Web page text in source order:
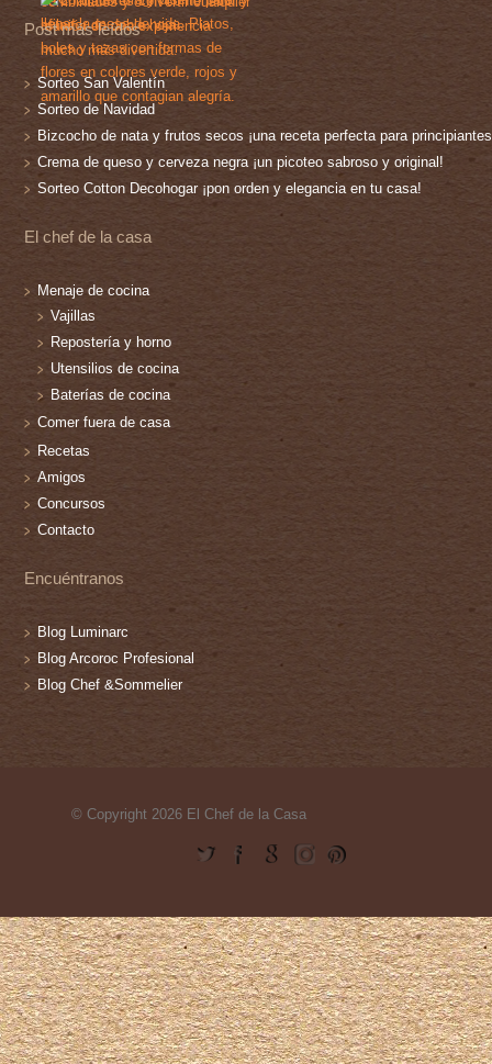
Post más leídos
Sorteo San Valentín
Sorteo de Navidad
Bizcocho de nata y frutos secos ¡una receta perfecta para
Crema de queso y cerveza negra ¡un picoteo sabroso y original!
Sorteo Cotton Decohogar ¡pon orden y elegancia en tu casa!
El chef de la casa
Menaje de cocina
Vajillas
Repostería y horno
Utensilios de cocina
Baterías de cocina
Comer fuera de casa
Recetas
Amigos
Concursos
Contacto
Encuéntranos
Blog Luminarc
Blog Arcoroc Profesional
Blog Chef &Sommelier
© Copyright 2026 El Chef de la Casa